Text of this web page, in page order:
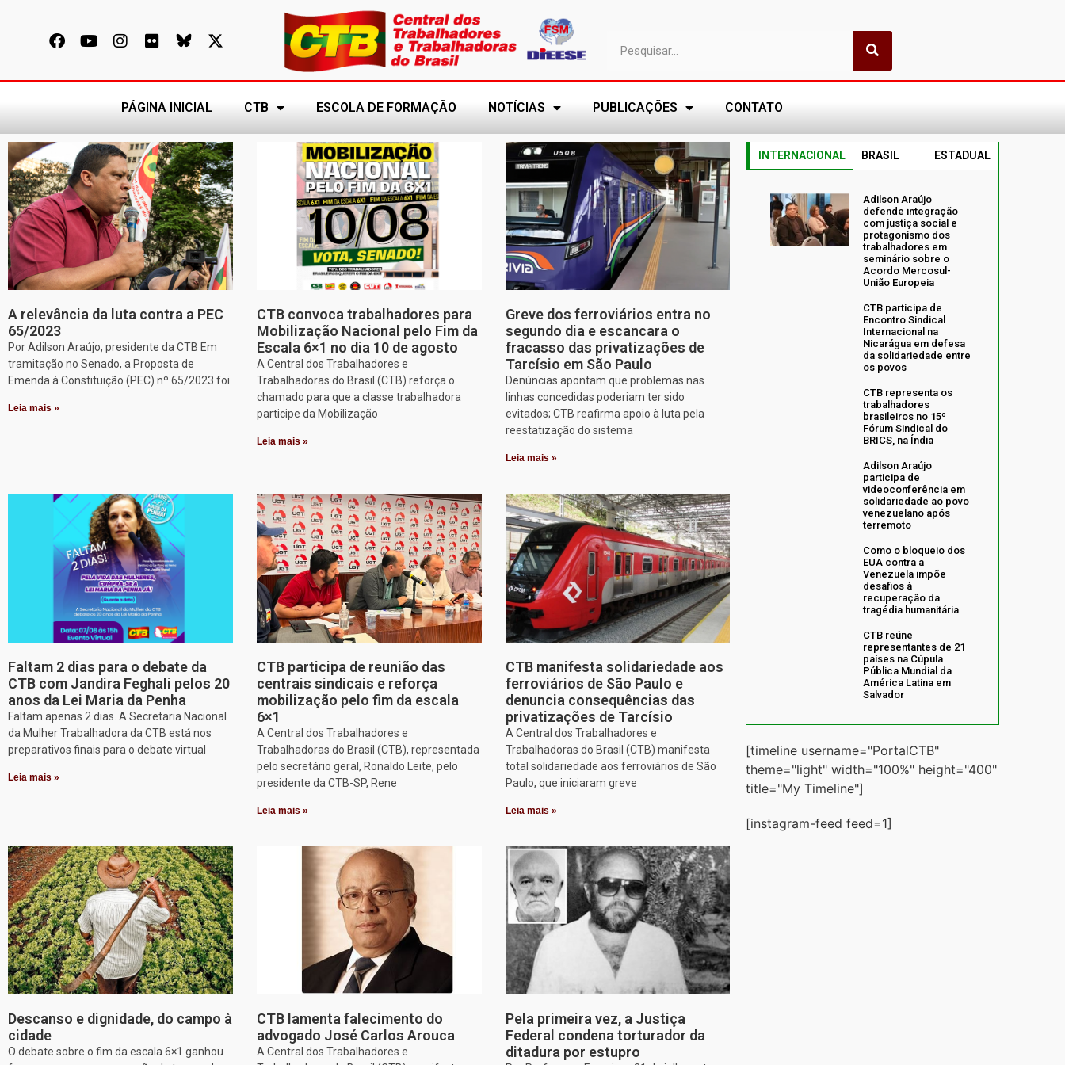
PÁGINA INICIAL CTB ESCOLA DE FORMAÇÃO NOTÍCIAS PUBLICAÇÕES CONTATO
A relevância da luta contra a PEC
65/2023
Por Adilson Araújo, presidente da CTB Em
tramitação no Senado, a Proposta de
Emenda à Constituição (PEC) nº 65/2023 foi
Leia mais »
CTB convoca trabalhadores para
Mobilização Nacional pelo Fim da
Escala 6×1 no dia 10 de agosto
A Central dos Trabalhadores e
Trabalhadoras do Brasil (CTB) reforça o
chamado para que a classe trabalhadora
participe da Mobilização
Leia mais »
Greve dos ferroviários entra no
segundo dia e escancara o
fracasso das privatizações de
Tarcísio em São Paulo
Denúncias apontam que problemas nas
linhas concedidas poderiam ter sido
evitados; CTB reafirma apoio à luta pela
reestatização do sistema
Leia mais »
Faltam 2 dias para o debate da
CTB com Jandira Feghali pelos 20
anos da Lei Maria da Penha
Faltam apenas 2 dias. A Secretaria Nacional
da Mulher Trabalhadora da CTB está nos
preparativos finais para o debate virtual
Leia mais »
CTB participa de reunião das
centrais sindicais e reforça
mobilização pelo fim da escala
6×1
A Central dos Trabalhadores e
Trabalhadoras do Brasil (CTB), representada
pelo secretário geral, Ronaldo Leite, pelo
presidente da CTB-SP, Rene
Leia mais »
CTB manifesta solidariedade aos
ferroviários de São Paulo e
denuncia consequências das
privatizações de Tarcísio
A Central dos Trabalhadores e
Trabalhadoras do Brasil (CTB) manifesta
total solidariedade aos ferroviários de São
Paulo, que iniciaram greve
Leia mais »
Descanso e dignidade, do campo à
cidade
O debate sobre o fim da escala 6×1 ganhou
CTB lamenta falecimento do
advogado José Carlos Arouca
A Central dos Trabalhadores e
Pela primeira vez, a Justiça
Federal condena torturador da
ditadura por estupro
INTERNACIONAL BRASIL ESTADUAL
Adilson Araújo
defende integração
com justiça social e
protagonismo dos
trabalhadores em
seminário sobre o
Acordo Mercosul-
União Europeia
CTB participa de
Encontro Sindical
Internacional na
Nicarágua em defesa
da solidariedade entre
os povos
CTB representa os
trabalhadores
brasileiros no 15º
Fórum Sindical do
BRICS, na Índia
Adilson Araújo
participa de
videoconferência em
solidariedade ao povo
venezuelano após
terremoto
Como o bloqueio dos
EUA contra a
Venezuela impõe
desafios à
recuperação da
tragédia humanitária
CTB reúne
representantes de 21
países na Cúpula
Pública Mundial da
América Latina em
Salvador
[timeline username="PortalCTB"
theme="light" width="100%" height="400"
title="My Timeline"]
[instagram-feed feed=1]